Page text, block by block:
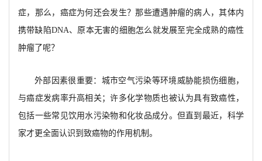
症，那么，癌症为何还会发生？那些遭遇肿瘤的病人，其体内
携带缺陷DNA、原本无害的细胞怎么就发展至完全成熟的癌性
肿瘤了呢？
外部因素很重要：城市空气污染等环境威胁能损伤细胞，
与癌症发病率升高相关；许多化学物质也被认为具有致癌性，
包括一些常见饮用水污染物和化妆品成分。但直到最近，科学
家才更全面认识到致癌物的作用机制。